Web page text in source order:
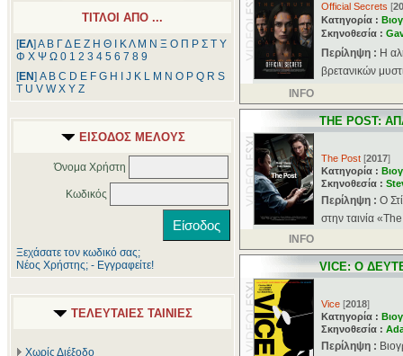
ΤΙΤΛΟΙ ΑΠΟ ...
[ΕΛ] Α Β ΓΔ Ε Ζ Η Θ ΚΛ Μ Ν Ξ Ο Π Ρ Σ Τ Υ
Φ Χ Ψ Ω 0 1 2 3 4 5 6 7 8 9
[ΕΝ] A B C D E F G H J K L M N O P Q R S
T U V W X Y Z
ΕΙΣΟΔΟΣ ΜΕΛΟΥΣ
Όνομα Χρήστη
Κωδικός
Ξεχάσατε τον κωδικό σας;
Νέος Χρήστης; - Εγγραφείτε!
ΤΕΛΕΥΤΑΙΕΣ ΤΑΙΝΙΕΣ
Χωρίς Διέξοδο
Official Secrets [
Κατηγορία :
Σκηνοθεσία :
Περίληψη : Η
βρετανικών
INFO
THE POST:
The Post [2017]
Κατηγορία :
Σκηνοθεσία :
Περίληψη : O
στην ταινία
INFO
VICE: Ο
Vice [2018]
Κατηγορία :
Σκηνοθεσία :
Περίληψη :